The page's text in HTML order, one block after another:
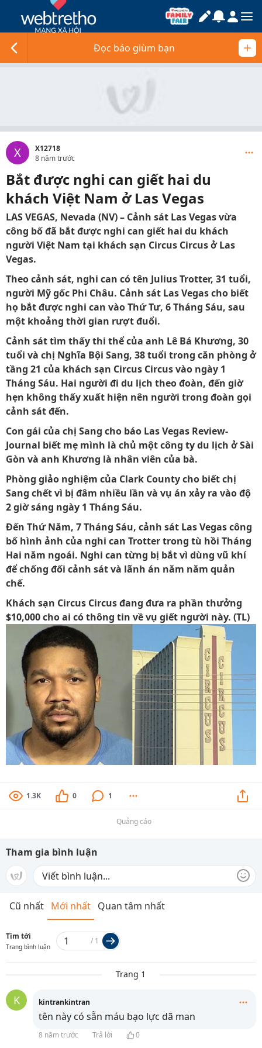
Đọc báo giùm bạn
X
X12718
8 năm trước
Bắt được nghi can giết hai du
khách Việt Nam ở Las Vegas
LAS VEGAS, Nevada (NV) – Cảnh sát Las Vegas vừa
công bố đã bắt được nghi can giết hai du khách
người Việt Nam tại khách sạn Circus Circus ở Las
Vegas.
Theo cảnh sát, nghi can có tên Julius Trotter, 31 tuổi,
người Mỹ gốc Phi Châu. Cảnh sát Las Vegas cho biết
họ bắt được nghi can vào Thứ Tư, 6 Tháng Sáu, sau
một khoảng thời gian rượt đuổi.
Cảnh sát tìm thấy thi thể của anh Lê Bá Khương, 30
tuổi và chị Nghĩa Bội Sang, 38 tuổi trong căn phòng ở
tầng 21 của khách sạn Circus Circus vào ngày 1
Tháng Sáu. Hai người đi du lịch theo đoàn, đến giờ
hẹn không thấy xuất hiện nên người trong đoàn gọi
cảnh sát đến.
Con gái của chị Sang cho báo Las Vegas Review-
Journal biết mẹ mình là chủ một công ty du lịch ở Sài
Gòn và anh Khương là nhân viên của bà.
Phòng giảo nghiệm của Clark County cho biết chị
Sang chết vì bị đâm nhiều lần và vụ án xảy ra vào độ
2 giờ sáng ngày 1 Tháng Sáu.
Đến Thứ Năm, 7 Tháng Sáu, cảnh sát Las Vegas công
bố hình ảnh của nghi can Trotter trong tù hồi Tháng
Hai năm ngoái. Nghi can từng bị bắt vì dùng vũ khí
để chống đối cảnh sát và lãnh án năm năm quản
chế.
Khách sạn Circus Circus đang đưa ra phần thưởng
$10,000 cho ai có thông tin về vụ giết người này. (TL)
1.3K 0 1
Quảng cáo
Tham gia bình luận
Cũ nhất Mới nhất Quan tâm nhất
Tìm tới
Trang bình luận
/ 1
Trang 1
K kintrankintran
tên này có sẵn máu bạo lực dã man
8 năm trước Trả lời 0